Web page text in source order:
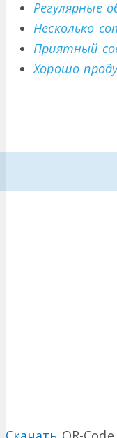
Регулярные
Несколько
Приятный
Хорошо